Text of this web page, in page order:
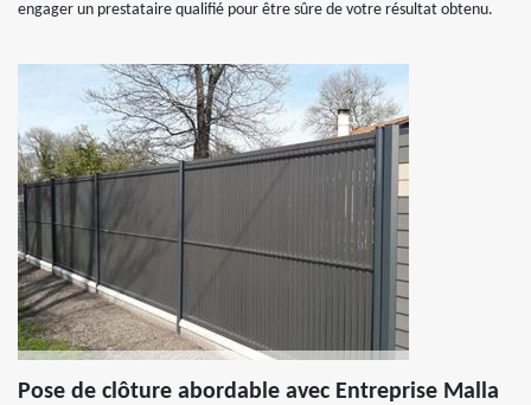
engager un prestataire qualifié pour être sûre de votre résultat obtenu.
Pose de clôture abordable avec Entreprise Malla